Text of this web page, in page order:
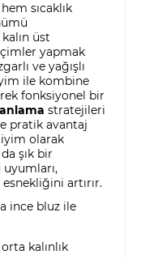
sıcaklık
üst
yapmak
ve yağışlı
ile kombine
fonksiyonel bir
stratejileri
pratik avantaj
olarak
şık bir
artırır.
ince bluz ile
kalınlık